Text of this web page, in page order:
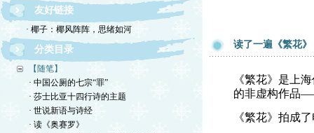
友好链接
· 椰子：椰风阵阵，思绪如河
分类目录
【随笔】
· 中国公厕的七宗“罪”
· 莎士比亚十四行诗的主题
· 世说新语与诗经
· 读《奥赛罗》
读了一遍《繁花》
《繁花》是上
的非虚构作品
《繁花》拍成